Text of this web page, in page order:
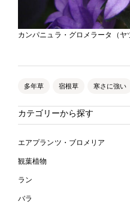
カンパニュラ・グロメラータ（ヤ
多年草 宿根草 寒さに強い
カテゴリーから探す
エアプランツ・ブロメリア
観葉植物
ラン
バラ